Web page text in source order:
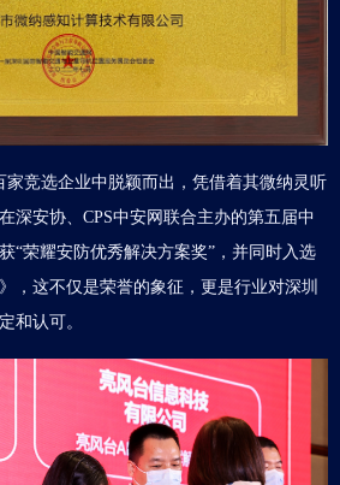
家竞选企业中脱颖而出，凭借着其微纳灵听
在深安协、CPS中安网联合主办的第五届中
“荣耀安防优秀解决方案奖”，并同时入选
，这不仅是荣誉的象征，更是行业对深圳
和认可。